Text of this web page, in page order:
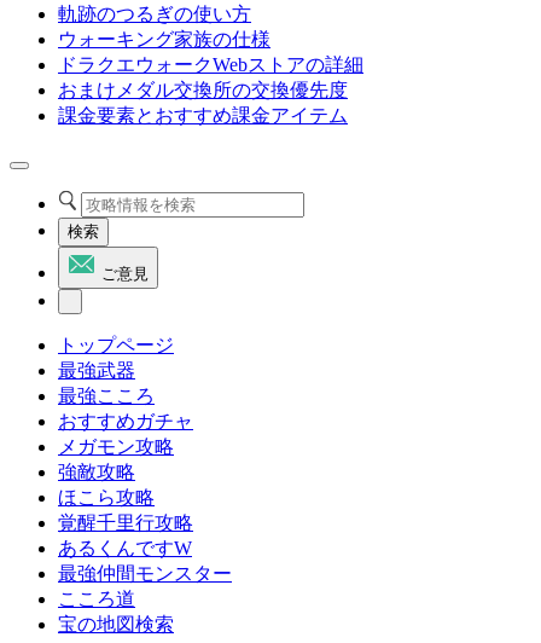
軌跡のつるぎの使い方
ウォーキング家族の仕様
ドラクエウォークWebストアの詳細
おまけメダル交換所の交換優先度
課金要素とおすすめ課金アイテム
検索
ご意見
トップページ
最強武器
最強こころ
おすすめガチャ
メガモン攻略
強敵攻略
ほこら攻略
覚醒千里行攻略
あるくんですW
最強仲間モンスター
こころ道
宝の地図検索